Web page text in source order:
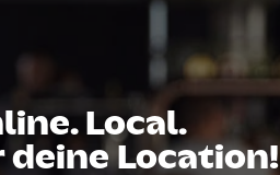
Local.
Location!